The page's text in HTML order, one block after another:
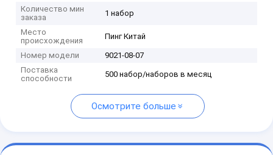
Количество мин
заказа
1 набор
Место
происхождения
Пинг Китай
Номер модели
9021-08-07
Поставка
способности
500 набор/наборов в месяц
Осмотрите больше